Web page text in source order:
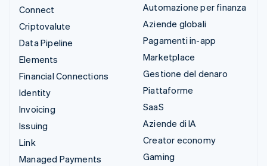
Connect
Criptovalute
Data Pipeline
Elements
Financial Connections
Identity
Invoicing
Issuing
Link
Managed Payments
Automazione per finanza
Aziende globali
Pagamenti in-app
Marketplace
Gestione del denaro
Piattaforme
SaaS
Aziende di IA
Creator economy
Gaming